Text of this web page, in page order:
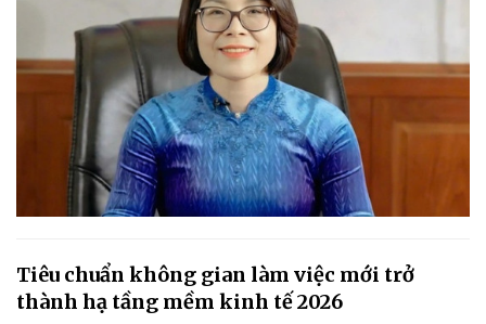
Tiêu chuẩn không gian làm việc mới trở
thành hạ tầng mềm kinh tế 2026